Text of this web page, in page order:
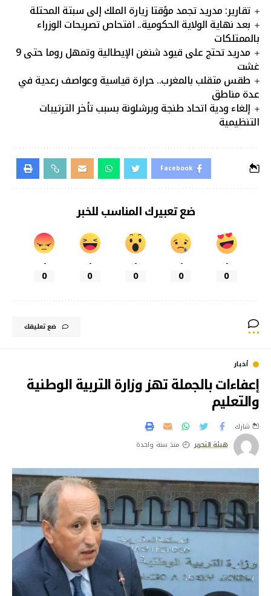
تقارير: مدريد تجمد مؤقتا زيارة الملك إلى سبتة المحتلة
بعد نهاية الولاية الحكومية.. افتحاص تصريحات الوزراء
بالممتلكات
مدريد تحتج على قيود شنغن الإيطالية وتمهل روما حتى 9
غشت
طقس متقلب بالمغرب.. حرارة قياسية وعواصف رعدية في
عدة مناطق
إلغاء ودية اتحاد طنجة وبرشلونة بسبب تأخر الترتيبات
التنظيمية
Facebook
ضع تعبيرك المناسب للخبر
-
0
-
0
-
0
-
0
-
0
ضع تعليقك
أخبار
إعفاءات بالجملة تهز وزارة التربية الوطنية
والتعليم
هيئة التحرير منذ سنة واحدة
شارك